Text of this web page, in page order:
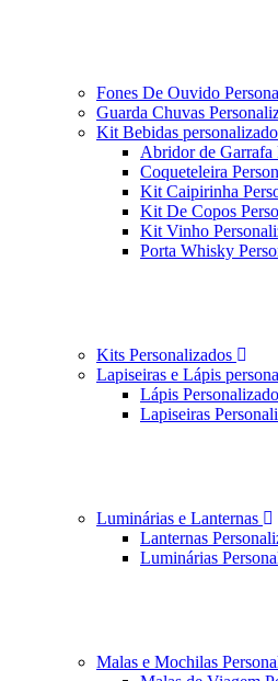
Fones De Ouvido
Guarda Chuvas
Kit Bebidas personalizado
Abridor de Garrafa
Coqueteleira
Kit Caipirinha
Kit De Copos
Kit Vinho
Porta Whisky
Kits Personalizados
Lapiseiras e Lápis
Lápis
Lapiseiras
Luminárias e Lanternas
Lanternas
Luminárias
Malas e Mochilas